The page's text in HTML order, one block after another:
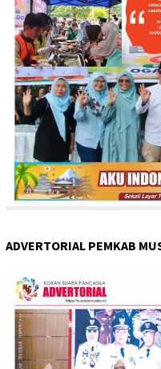
ADVERTORIAL PEMKAB